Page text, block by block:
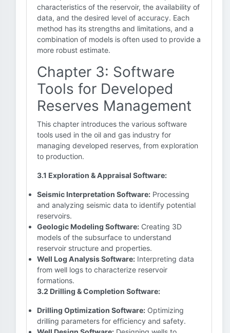
characteristics of the reservoir, the availability of
data, and the desired level of accuracy. Each
method has its strengths and limitations, and a
combination of models is often used to provide a
more robust estimate.
Chapter 3: Software
Tools for Developed
Reserves Management
This chapter introduces the various software
tools used in the oil and gas industry for
managing developed reserves, from exploration
to production.
3.1 Exploration & Appraisal Software:
Seismic Interpretation Software: Processing
and analyzing seismic data to identify potential
reservoirs.
Geologic Modeling Software: Creating 3D
models of the subsurface to understand
reservoir structure and properties.
Well Log Analysis Software: Interpreting data
from well logs to characterize reservoir
formations.
3.2 Drilling & Completion Software:
Drilling Optimization Software: Optimizing
drilling parameters for efficiency and safety.